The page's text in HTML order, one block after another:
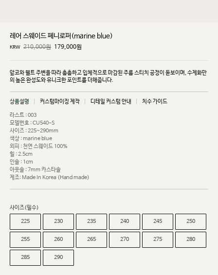
레어 스웨이드 페니로퍼(marine blue)
KRW 210,000원 179,000원
앞코와 웰트 주변을 따라 촘촘하고 입체적으로 마감된 주름 스티치 공정이 돋보이며, 수제화만
의 높은완성도와 유니크한 포인트를 더해줍니다.
상품설명 커스텀마이징 제작 디테일 커스텀 안내 치수 가이드
라스트 : 003
모델번호 : CU540-S
사이즈 : 225~290mm
색상 : marine blue
외피 : 천연 스웨이드 100%
힐 : 2.5cm
인솔 : 1cm
아웃솔 : 7mm 카스타솔
제조: Made In Korea (Hand made)
사이즈(필수)
225 230 235 240 245 250
255 260 265 270 275 280
285 290